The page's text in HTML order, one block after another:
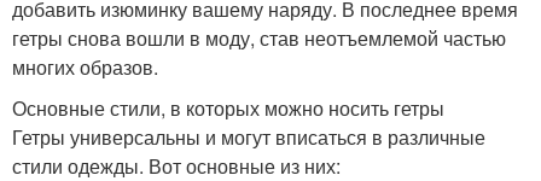
добавить изюминку вашему наряду. В последнее время
гетры снова вошли в моду, став неотъемлемой частью
многих образов.
Основные стили, в которых можно носить гетры
Гетры универсальны и могут вписаться в различные
стили одежды. Вот основные из них: